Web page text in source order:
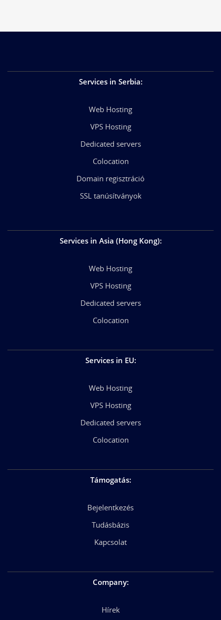
Services in Serbia:
Web Hosting
VPS Hosting
Dedicated servers
Colocation
Domain regisztráció
SSL tanúsítványok
Services in Asia (Hong Kong):
Web Hosting
VPS Hosting
Dedicated servers
Colocation
Services in EU:
Web Hosting
VPS Hosting
Dedicated servers
Colocation
Támogatás:
Bejelentkezés
Tudásbázis
Kapcsolat
Company:
Hírek